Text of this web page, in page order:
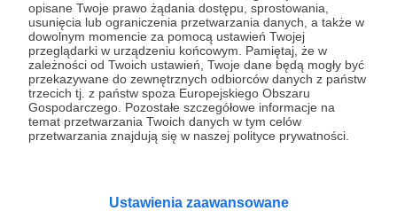
opisane Twoje prawo żądania dostępu, sprostowania,
usunięcia lub ograniczenia przetwarzania danych, a także w
dowolnym momencie za pomocą ustawień Twojej
przeglądarki w urządzeniu końcowym. Pamiętaj, że w
zależności od Twoich ustawień, Twoje dane będą mogły być
przekazywane do zewnętrznych odbiorców danych z państw
trzecich tj. z państw spoza Europejskiego Obszaru
Gospodarczego. Pozostałe szczegółowe informacje na
temat przetwarzania Twoich danych w tym celów
przetwarzania znajdują się w naszej polityce prywatności.
Ustawienia zaawansowane
Dołącz do grona Patronów!
Wesprzyj działalność Autoraludzie są ciekawi
już
teraz!
Zostań Patronem